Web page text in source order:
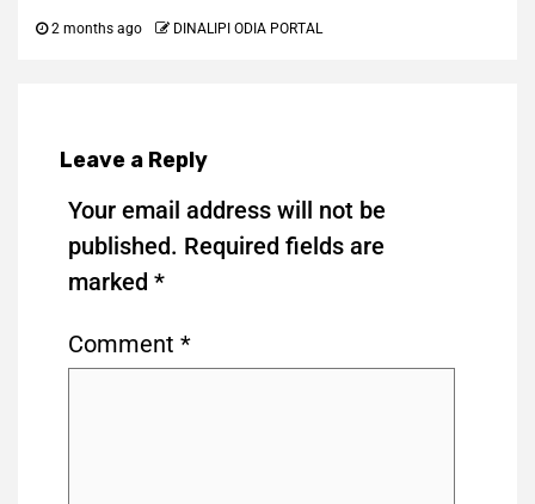
2 months ago DINALIPI ODIA PORTAL
Leave a Reply
Your email address will not be
published. Required fields are
marked *
Comment *